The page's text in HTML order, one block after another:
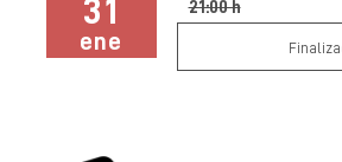
31
ene
21:00 h